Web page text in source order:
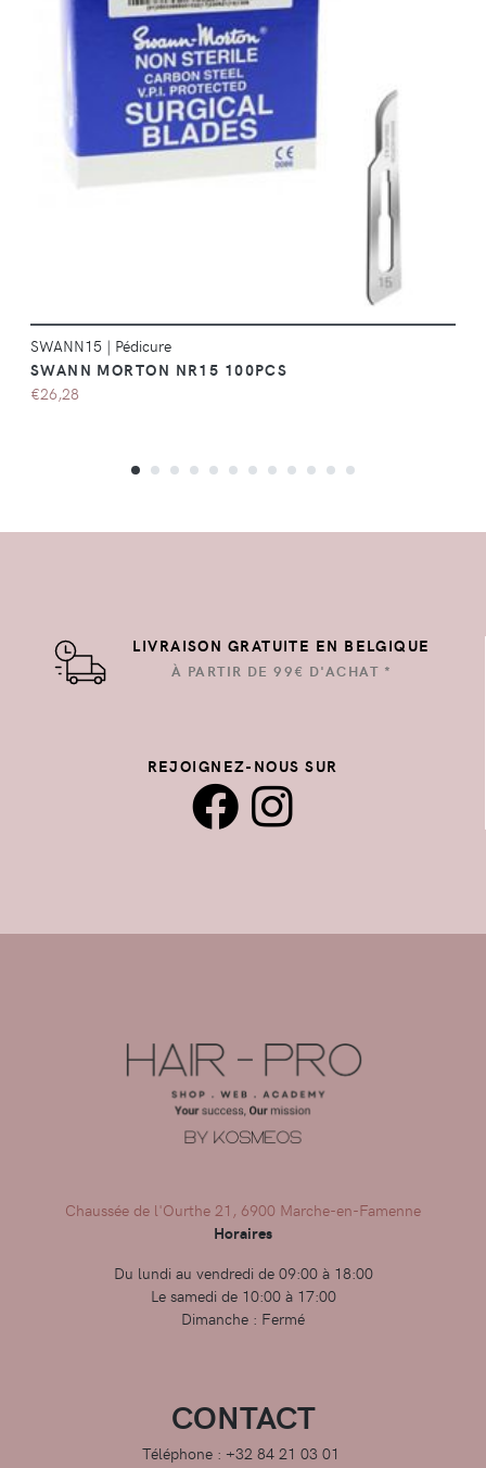
DÉTAILS
SWANN15 | Pédicure
SWANN MORTON NR15 100PCS
€26,28
LIVRAISON GRATUITE EN BELGIQUE
À PARTIR DE 99€ D'ACHAT *
REJOIGNEZ-NOUS SUR
Chaussée de l'Ourthe 21, 6900 Marche-en-Famenne
Horaires
Du lundi au vendredi de 09:00 à 18:00
Le samedi de 10:00 à 17:00
Dimanche : Fermé
CONTACT
Téléphone : +32 84 21 03 01